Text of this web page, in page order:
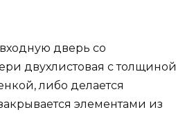
дверь со
двухлистовая с толщиной
либо делается
элементами из